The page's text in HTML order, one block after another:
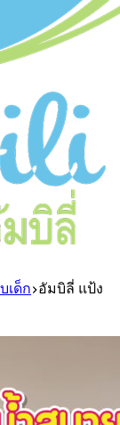
เด็ก อัมบิลี่ แป้ง